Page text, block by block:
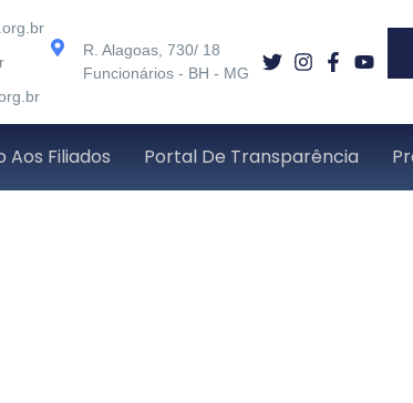
R. Alagoas, 730/ 18
Funcionários - BH - MG
Aos Filiados Portal De Transparência